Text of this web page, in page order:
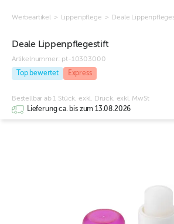
Werbeartikel > Lippenpflege > Deale
Deale Lippenpflegestift
Artikelnummer: pt-10303000
Top bewertet
Express
Bestellbar ab 1 Stück, exkl. Druck, exkl. MwSt
Lieferung ca. bis zum 13.08.2026